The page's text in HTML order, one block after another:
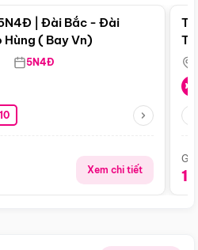
| Đài Bắc - Đài
( Bay Vn)
5N4Đ
Xem chi tiết